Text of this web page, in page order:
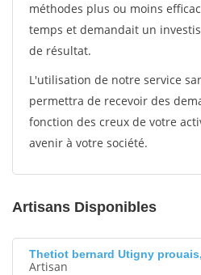
méthodes plus ou moins
temps et demandait un
de résultat.
L'utilisation de notre service
permettra de recevoir des
fonction des creux de votre
avenir à votre société.
Artisans Disponibles
Thetiot bernard Utigny
Artisan